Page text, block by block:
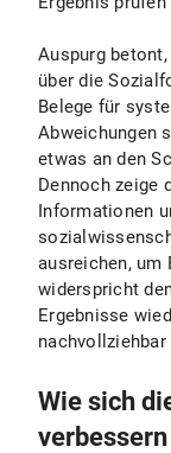
Auspurg
über die
Belege für
Abweichungen
etwas an den
Dennoch zeige
Informationen
ausreichen, um
widerspricht
Ergebnisse
nachvollziehbar
Wie sich